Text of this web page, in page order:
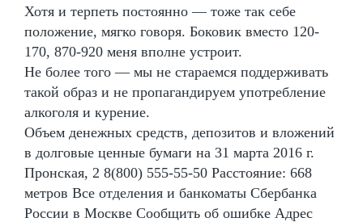
Хотя и терпеть постоянно — тоже так себе
положение, мягко говоря. Боковик вместо 120-
170, 870-920 меня вполне устроит.
Не более того — мы не стараемся поддерживать
такой образ и не пропагандируем употребление
алкоголя и курение.
Объем денежных средств, депозитов и вложений
в долговые ценные бумаги на 31 марта 2016 г.
Пронская, 2 8(800) 555-55-50 Расстояние: 668
метров Все отделения и банкоматы Сбербанка
России в Москве Сообщить об ошибке Адрес